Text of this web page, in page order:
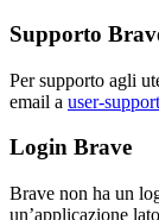
Supporto
Per supporto agli
email a user-
Login Brave
Brave non ha un
un’applicazione